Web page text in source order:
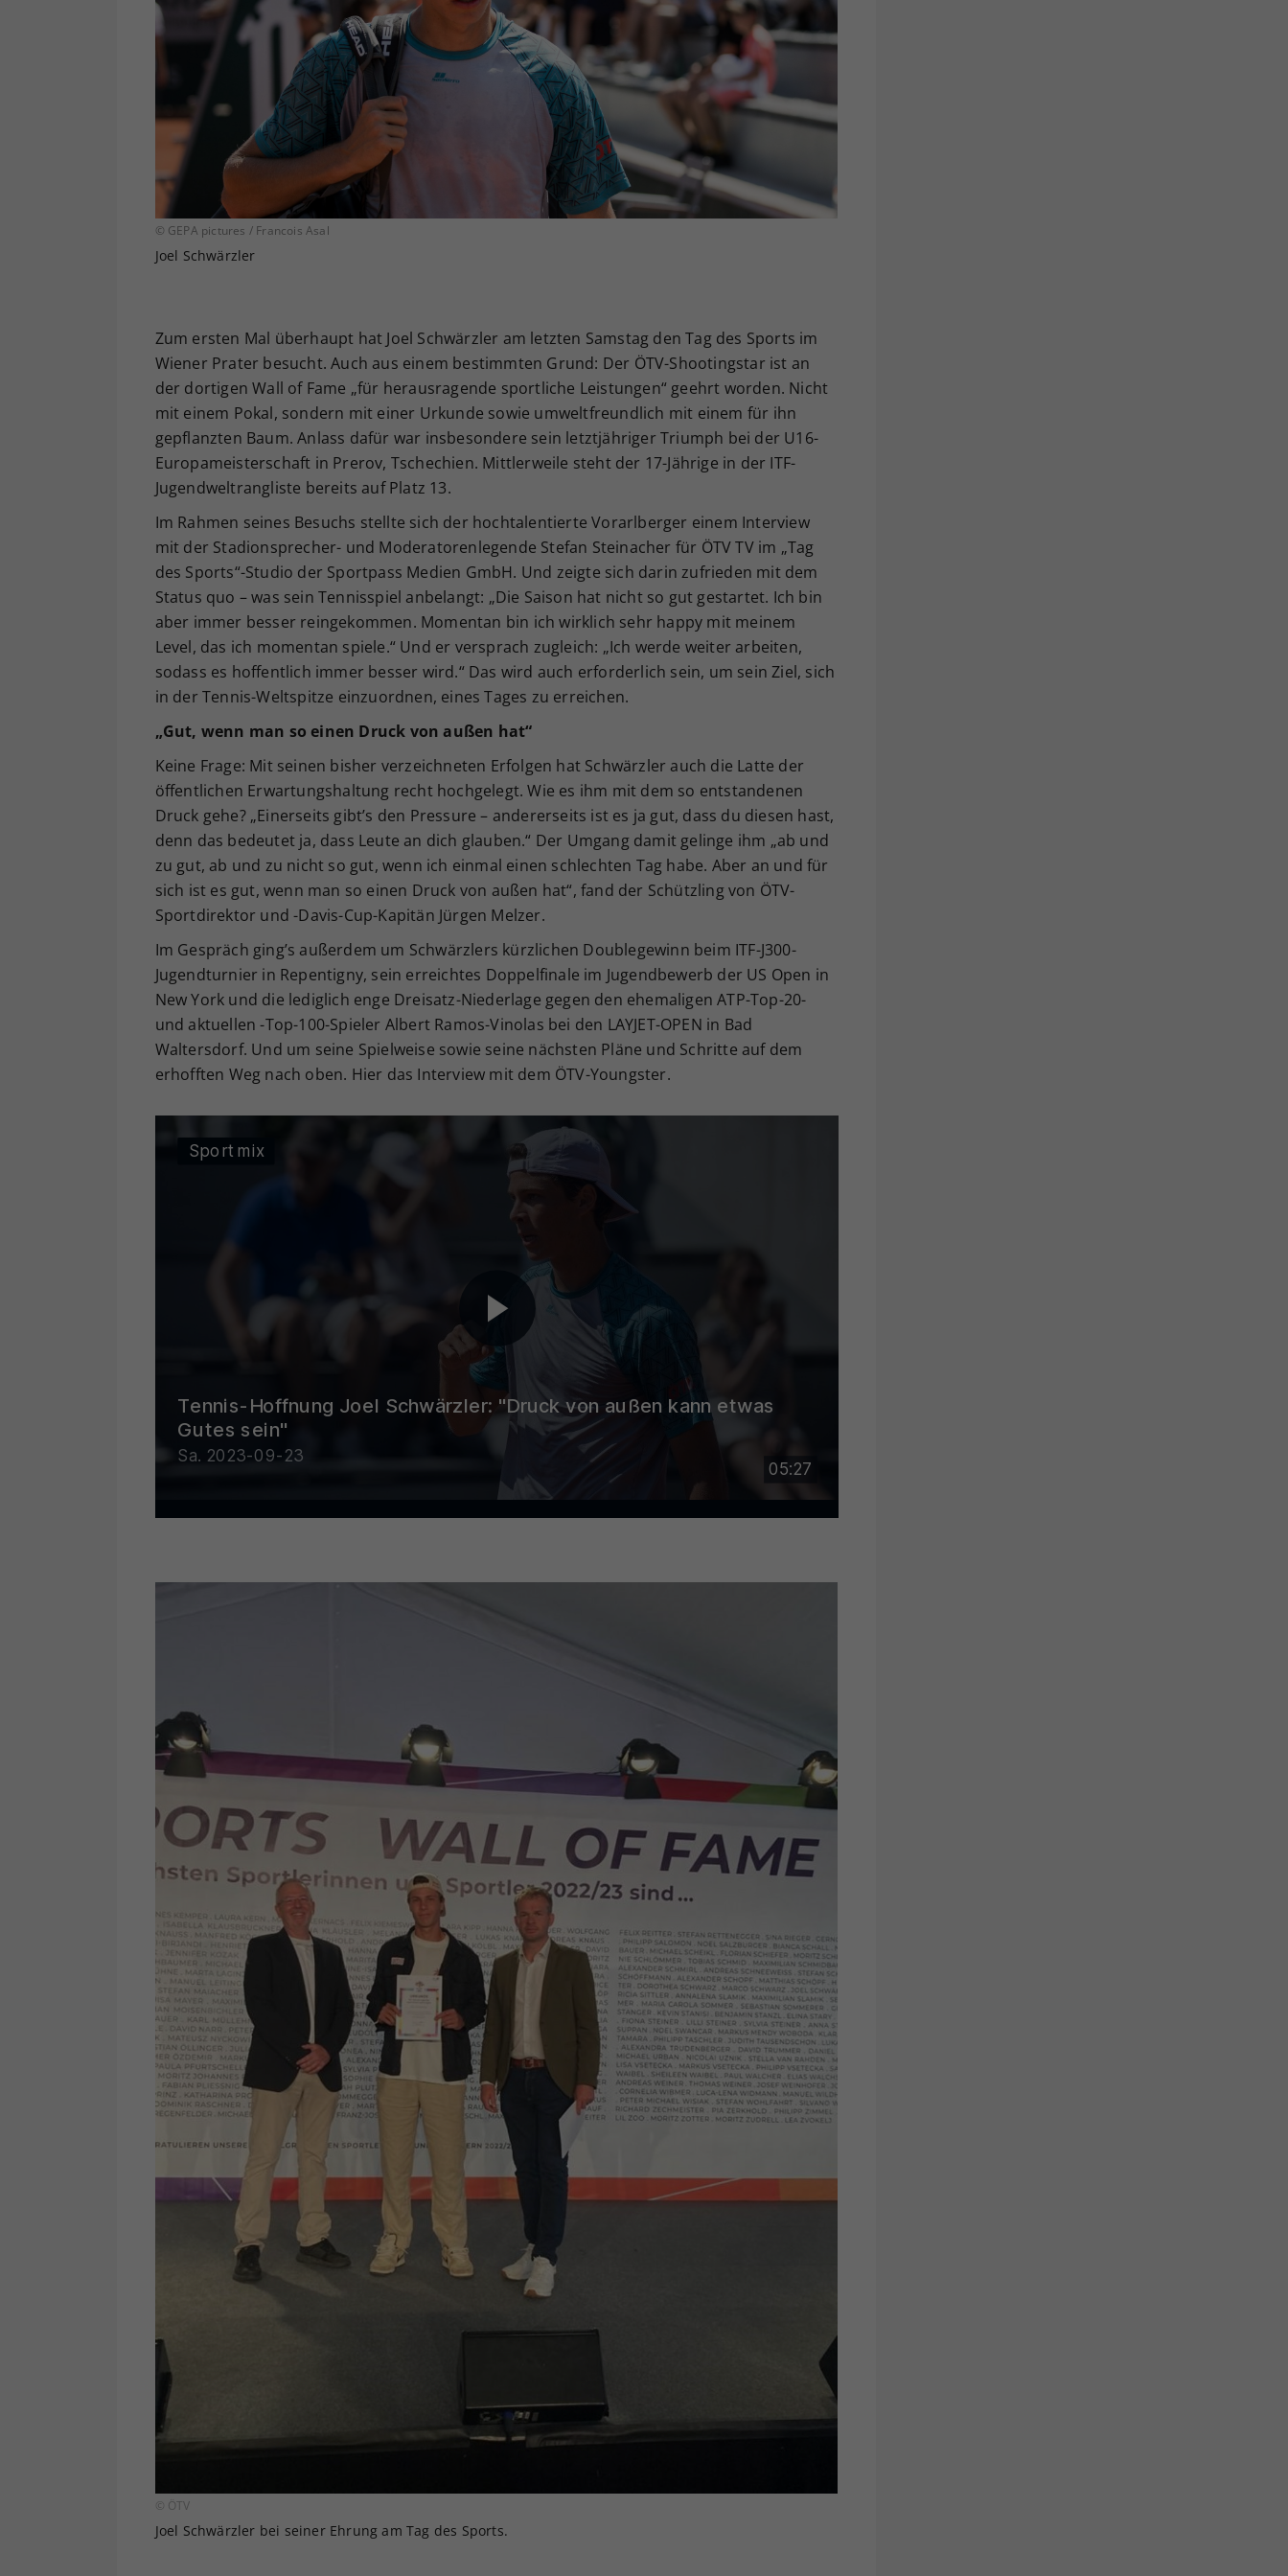
© GEPA pictures / Francois Asal
Joel Schwärzler
Zum ersten Mal überhaupt hat Joel Schwärzler am letzten Samstag den Tag des Sports im
Wiener Prater besucht. Auch aus einem bestimmten Grund: Der ÖTV-Shootingstar ist an
der dortigen Wall of Fame „für herausragende sportliche Leistungen“ geehrt worden. Nicht
mit einem Pokal, sondern mit einer Urkunde sowie umweltfreundlich mit einem für ihn
gepflanzten Baum. Anlass dafür war insbesondere sein letztjähriger Triumph bei der U16-
Europameisterschaft in Prerov, Tschechien. Mittlerweile steht der 17-Jährige in der ITF-
Jugendweltrangliste bereits auf Platz 13.
Im Rahmen seines Besuchs stellte sich der hochtalentierte Vorarlberger einem Interview
mit der Stadionsprecher- und Moderatorenlegende Stefan Steinacher für ÖTV TV im „Tag
des Sports“-Studio der Sportpass Medien GmbH. Und zeigte sich darin zufrieden mit dem
Status quo – was sein Tennisspiel anbelangt: „Die Saison hat nicht so gut gestartet. Ich bin
aber immer besser reingekommen. Momentan bin ich wirklich sehr happy mit meinem
Level, das ich momentan spiele.“ Und er versprach zugleich: „Ich werde weiter arbeiten,
sodass es hoffentlich immer besser wird.“ Das wird auch erforderlich sein, um sein Ziel, sich
in der Tennis-Weltspitze einzuordnen, eines Tages zu erreichen.
„Gut, wenn man so einen Druck von außen hat“
Keine Frage: Mit seinen bisher verzeichneten Erfolgen hat Schwärzler auch die Latte der
öffentlichen Erwartungshaltung recht hochgelegt. Wie es ihm mit dem so entstandenen
Druck gehe? „Einerseits gibt’s den Pressure – andererseits ist es ja gut, dass du diesen hast,
denn das bedeutet ja, dass Leute an dich glauben.“ Der Umgang damit gelinge ihm „ab und
zu gut, ab und zu nicht so gut, wenn ich einmal einen schlechten Tag habe. Aber an und für
sich ist es gut, wenn man so einen Druck von außen hat“, fand der Schützling von ÖTV-
Sportdirektor und -Davis-Cup-Kapitän Jürgen Melzer.
Im Gespräch ging’s außerdem um Schwärzlers kürzlichen Doublegewinn beim ITF-J300-
Jugendturnier in Repentigny, sein erreichtes Doppelfinale im Jugendbewerb der US Open in
New York und die lediglich enge Dreisatz-Niederlage gegen den ehemaligen ATP-Top-20-
und aktuellen -Top-100-Spieler Albert Ramos-Vinolas bei den LAYJET-OPEN in Bad
Waltersdorf. Und um seine Spielweise sowie seine nächsten Pläne und Schritte auf dem
erhofften Weg nach oben. Hier das Interview mit dem ÖTV-Youngster.
© ÖTV
Joel Schwärzler bei seiner Ehrung am Tag des Sports.
Ihrer vorgenommen Einstellungen, falls der
Webseiten-Betreiber dies eingestellt hat.